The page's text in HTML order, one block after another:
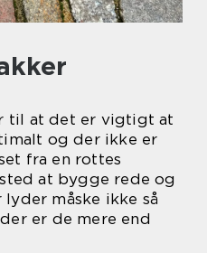
til at det er vigtigt at
og der ikke er
fra en rottes
at bygge rede og
måske ikke så
er de mere end